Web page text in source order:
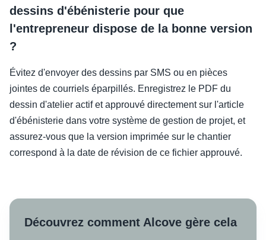
dessins d'ébénisterie pour que
l'entrepreneur dispose de la bonne version
?
Évitez d'envoyer des dessins par SMS ou en pièces
jointes de courriels éparpillés. Enregistrez le PDF du
dessin d'atelier actif et approuvé directement sur l'article
d'ébénisterie dans votre système de gestion de projet, et
assurez-vous que la version imprimée sur le chantier
correspond à la date de révision de ce fichier approuvé.
Découvrez comment Alcove gère cela